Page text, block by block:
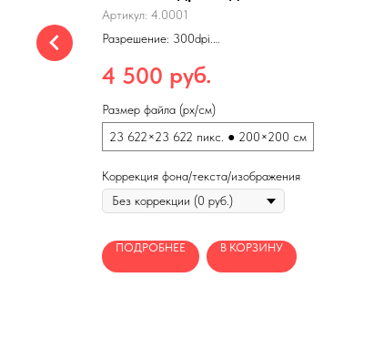
Артикул: 4.0001
Разрешение: 300dpi.
Макс. размеры печати: 400×400 см
4 500 руб.
Размер файла (px/см)
23 622×23 622 пикс. ● 200×200 см
Коррекция фона/текста/изображения
ПОДРОБНЕЕ В КОРЗИНУ